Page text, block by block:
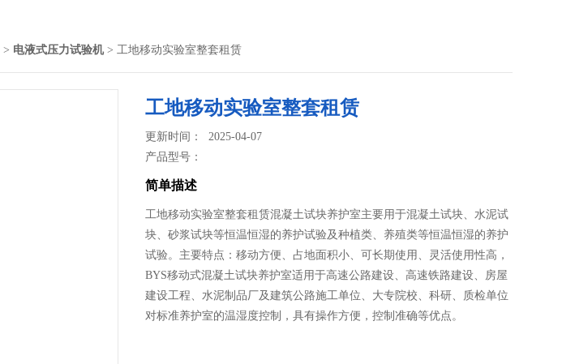
> 电液式压力试验机> 工地移动实验室整套租赁
工地移动实验室整套租赁
更新时间： 2025-04-07
产品型号：
简单描述
工地移动实验室整套租赁混凝土试块养护室主要用于混凝土试块、水泥试
块、砂浆试块等恒温恒湿的养护试验及种植类、养殖类等恒温恒湿的养护
试验。主要特点：移动方便、占地面积小、可长期使用、灵活使用性高，
BYS移动式混凝土试块养护室适用于高速公路建设、高速铁路建设、房屋
建设工程、水泥制品厂及建筑公路施工单位、大专院校、科研、质检单位
对标准养护室的温湿度控制，具有操作方便，控制准确等优点。